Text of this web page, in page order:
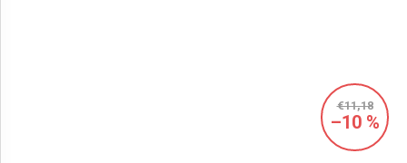
€11,18
–10 %